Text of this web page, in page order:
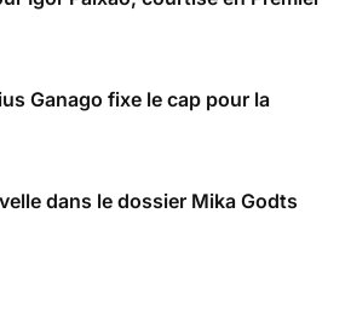
Ganago fixe le cap pour la
dans le dossier Mika Godts